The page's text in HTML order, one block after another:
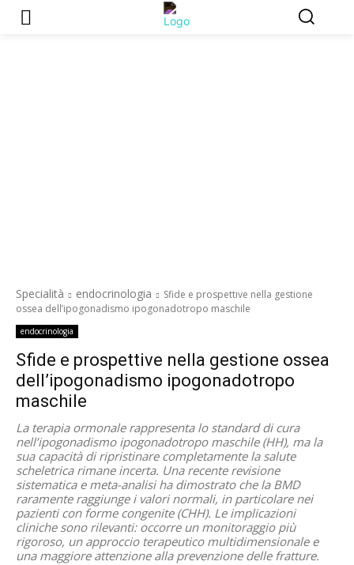
Specialità endocrinologia
Sfide e prospettive nella gestione
ossea dell’ipogonadismo ipogonadotropo maschile
endocrinologia
Sfide e prospettive nella gestione ossea
dell’ipogonadismo ipogonadotropo
maschile
La terapia ormonale rappresenta lo standard di cura
nell’ipogonadismo ipogonadotropo maschile (HH), ma la
sua capacità di ripristinare completamente la salute
scheletrica rimane incerta. Una recente revisione
sistematica e meta-analisi ha dimostrato che la BMD
raramente raggiunge i valori normali, in particolare nei
pazienti con forme congenite (CHH). Le implicazioni
cliniche sono rilevanti: occorre un monitoraggio più
rigoroso, un approccio terapeutico multidimensionale e
una maggiore attenzione alla prevenzione delle fratture.